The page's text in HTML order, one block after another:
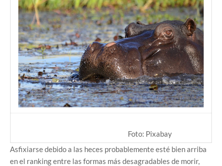
Foto: Pixabay
Asfixiarse debido a las heces probablemente esté bien arriba
en el ranking entre las formas más desagradables de morir,